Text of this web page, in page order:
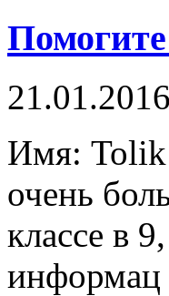
Имя: Tolik
очень
классе в
информац